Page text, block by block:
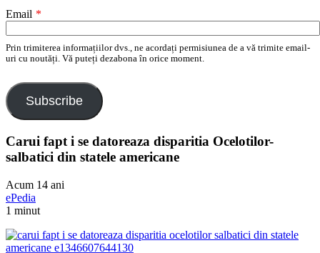
Email *
Prin trimiterea informațiilor dvs., ne acordați permisiunea de a vă trimite email-
uri cu noutăți. Vă puteți dezabona în orice moment.
Subscribe
Carui fapt i se datoreaza disparitia Ocelotilor-
salbatici din statele americane
Acum 14 ani
ePedia
1 minut